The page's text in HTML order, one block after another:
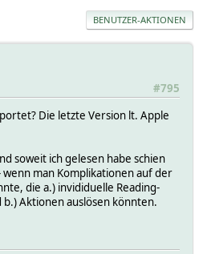
BENUTZER-AKTIONEN
#795
Die letzte Version lt. Apple
soweit ich gelesen habe schien
man Komplikationen auf der
die a.) invididuelle Reading-
Aktionen auslösen könnten.